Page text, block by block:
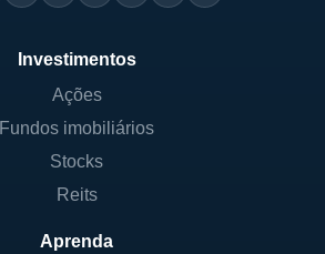
Investimentos
Ações
Fundos imobiliários
Stocks
Reits
Aprenda